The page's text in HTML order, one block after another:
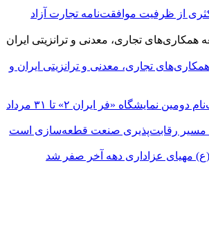
از ظرفیت موافقت‌نامه تجارت آزاد
تجاری، معدنی و ترانزیتی ایران و
نمایشگاه «فر ایران ۲» تا ۳۱ مرداد
مسیر رقابت‌پذیری صنعت قطعه‌سازی است
مهیای عزاداری دهه آخر صفر شد